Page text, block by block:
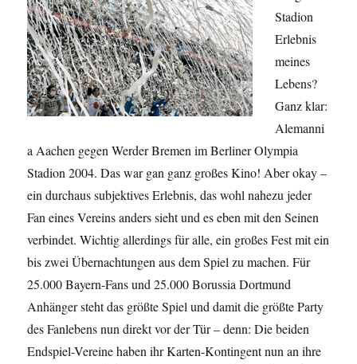
Stadion
Erlebnis
meines
Lebens?
Ganz klar:
Alemanni
a Aachen gegen Werder Bremen im Berliner Olympia
Stadion 2004. Das war gan ganz großes Kino! Aber okay –
ein durchaus subjektives Erlebnis, das wohl nahezu jeder
Fan eines Vereins anders sieht und es eben mit den Seinen
verbindet. Wichtig allerdings für alle, ein großes Fest mit ein
bis zwei Übernachtungen aus dem Spiel zu machen. Für
25.000 Bayern-Fans und 25.000 Borussia Dortmund
Anhänger steht das größte Spiel und damit die größte Party
des Fanlebens nun direkt vor der Tür – denn: Die beiden
Endspiel-Vereine haben ihr Karten-Kontingent nun an ihre